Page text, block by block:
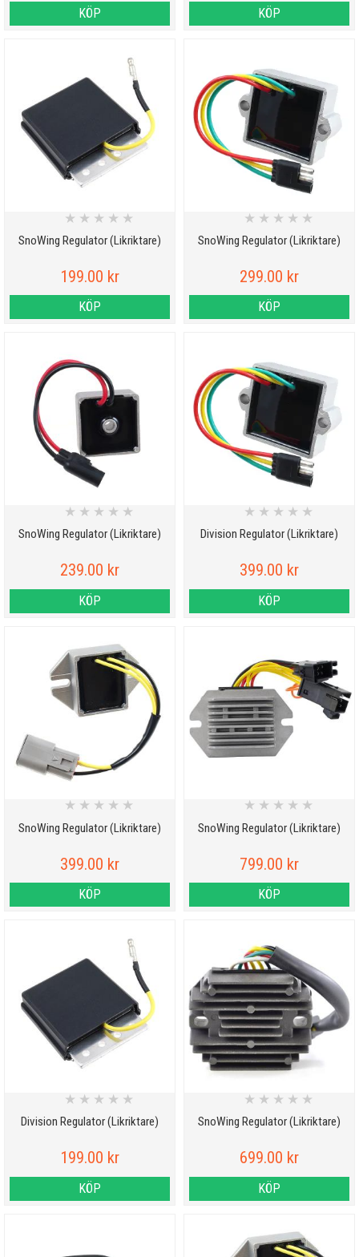
KÖP KÖP
SnoWing Regulator (Likriktare)
★ ★ ★ ★ ★
199.00 kr
KÖP
SnoWing Regulator (Likriktare)
★ ★ ★ ★ ★
299.00 kr
KÖP
SnoWing Regulator (Likriktare)
★ ★ ★ ★ ★
239.00 kr
KÖP
Division Regulator (Likriktare)
★ ★ ★ ★ ★
399.00 kr
KÖP
SnoWing Regulator (Likriktare)
★ ★ ★ ★ ★
399.00 kr
KÖP
SnoWing Regulator (Likriktare)
★ ★ ★ ★ ★
799.00 kr
KÖP
Division Regulator (Likriktare)
★ ★ ★ ★ ★
199.00 kr
KÖP
SnoWing Regulator (Likriktare)
★ ★ ★ ★ ★
699.00 kr
KÖP